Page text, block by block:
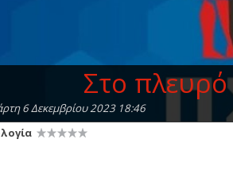
Στο
6 Δεκεμβρίου 2023 18:46